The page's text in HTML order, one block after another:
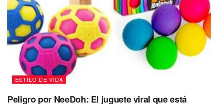
ESTILO DE VIDA
Peligro por NeeDoh: El juguete viral que está